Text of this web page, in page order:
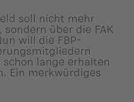
soll nicht mehr
sondern über die FAK
will die FBP-
lange erhalten
Ein merkwürdiges